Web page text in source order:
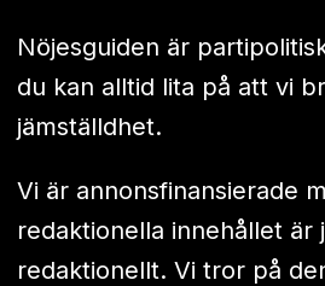
Nöjesguiden är
du kan alltid lita på att vi
jämställdhet.
Vi är annonsfinansierade
redaktionella innehållet är
redaktionellt. Vi tror på